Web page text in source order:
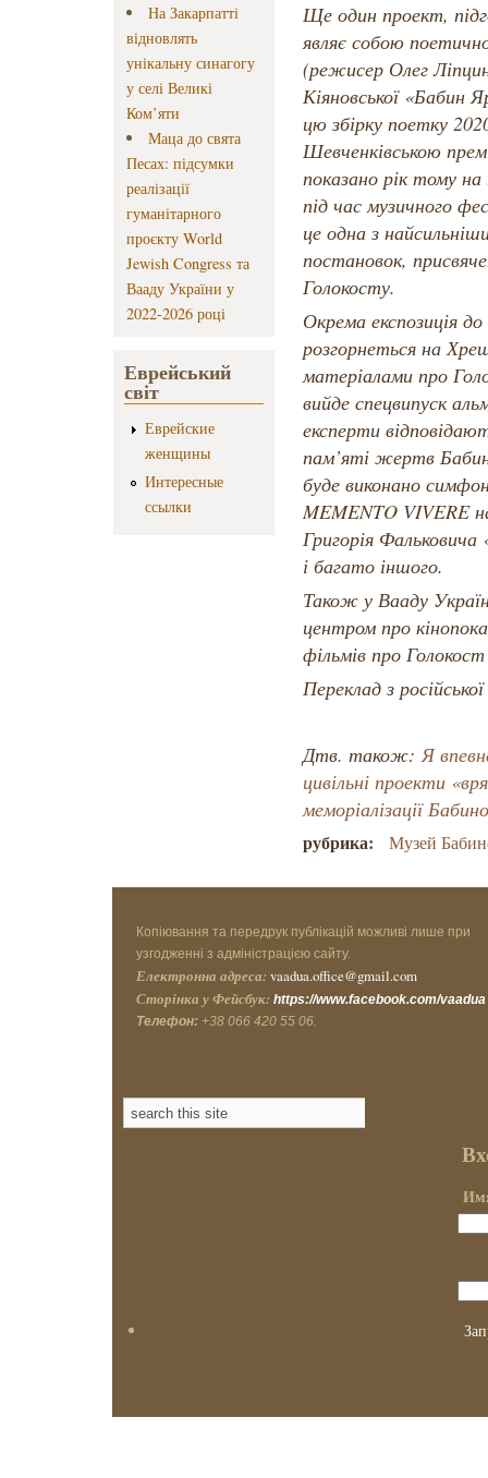
На Закарпатті
відновлять
унікальну синагогу
у селі Великі
Ком’яти
Маца до свята
Песах: підсумки
реалізації
гуманітарного
проєкту World
Jewish Congress та
Вааду України у
2022-2026 році
Еврейський
світ
Еврейские
женщины
Интересные
ссылки
Ще один проект,
являє собою
(режисер Олег
Кіяновської «Бабин
цю збірку поетку
Шевченківською
показано рік тому
під час музичного
це одна з
постановок,
Голокосту.
Окрема експозиція
розгорнеться на
матеріалами про
вийде спецвипуск
експерти
пам’яті жертв
буде виконано
MEMENTO VIVERE
Григорія
і багато іншого.
Також у Вааду
центром про
фільмів про Голокост
Переклад з
Дтв. також:Я
цивільні проекти
меморіалізації
рубрика: Музей
Копіювання та передрук публікацій можливі лише при
узгодженні з адміністрацією сайту.
Електронна адреса: vaadua.office@gmail.com
Сторінка у Фейсбук: https://www.facebook.com/vaadua
Телефон: +38 066 420 55 06.